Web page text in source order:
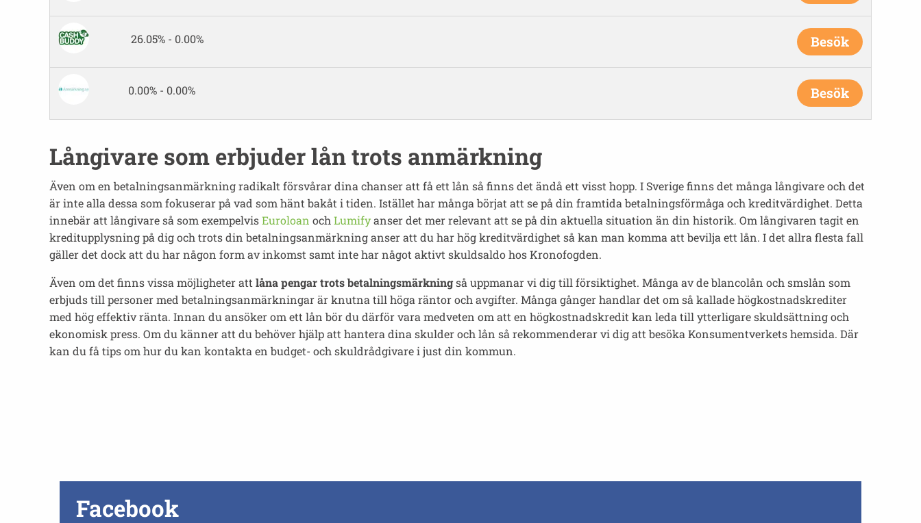
26.05% - 0.00% Besök
0.00% - 0.00% Besök
Långivare som erbjuder lån trots anmärkning
Även om en betalningsanmärkning radikalt försvårar dina chanser att få ett lån så finns det ändå ett visst hopp. I Sverige finns det många långivare och det
är inte alla dessa som fokuserar på vad som hänt bakåt i tiden. Istället har många börjat att se på din framtida betalningsförmåga och kreditvärdighet. Detta
innebär att långivare så som exempelvisEuroloan och Lumifyanser det mer relevant att se på din aktuella situation än din historik. Om långivaren tagit en
kreditupplysning på dig och trots din betalningsanmärkning anser att du har hög kreditvärdighet så kan man komma att bevilja ett lån. I det allra flesta fall
gäller det dock att du har någon form av inkomst samt inte har något aktivt skuldsaldo hos Kronofogden.
Även om det finns vissa möjligheter att låna pengar trots betalningsmärkningså uppmanar vi dig till försiktighet. Många av de blancolån och smslån som
erbjuds till personer med betalningsanmärkningar är knutna till höga räntor och avgifter. Många gånger handlar det om så kallade högkostnadskrediter
med hög effektiv ränta. Innan du ansöker om ett lån bör du därför vara medveten om att en högkostnadskredit kan leda till ytterligare skuldsättning och
ekonomisk press. Om du känner att du behöver hjälp att hantera dina skulder och lån så rekommenderar vi dig att besöka Konsumentverkets hemsida. Där
kan du få tips om hur du kan kontakta en budget- och skuldrådgivare i just din kommun.
Facebook